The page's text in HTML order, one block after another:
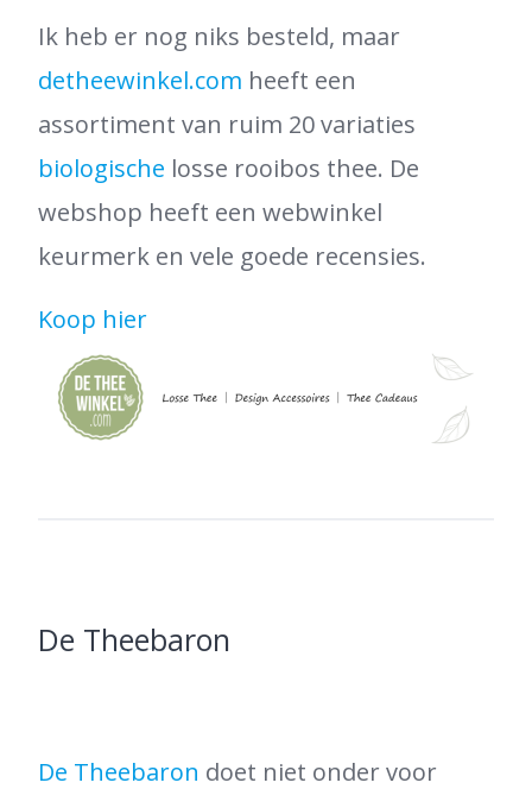
Ik heb er nog niks besteld, maar
detheewinkel.com heeft een
assortiment van ruim 20 variaties
biologische losse rooibos thee. De
webshop heeft een webwinkel
keurmerk en vele goede recensies.
Koop hier
De Theebaron
De Theebaron doet niet onder voor